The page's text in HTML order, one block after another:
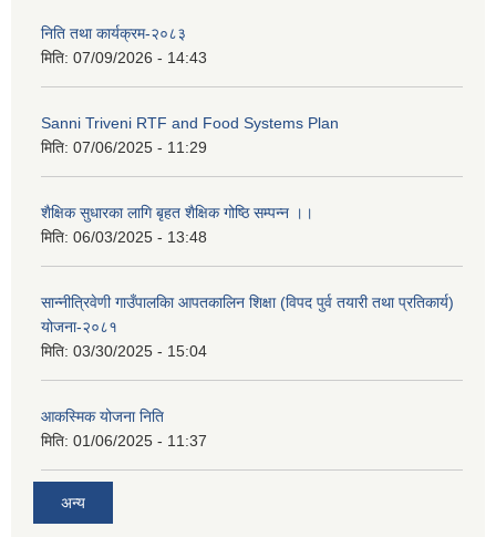
निति तथा कार्यक्रम-२०८३
मिति: 07/09/2026 - 14:43
Sanni Triveni RTF and Food Systems Plan
मिति: 07/06/2025 - 11:29
शैक्षिक सुधारका लागि बृहत शैक्षिक गोष्ठि सम्पन्न ।।
मिति: 06/03/2025 - 13:48
सान्नीत्रिवेणी गाउँपालकिा आपतकालिन शिक्षा (विपद पुर्व तयारी तथा प्रतिकार्य)
योजना-२०८१
मिति: 03/30/2025 - 15:04
आकस्मिक योजना निति
मिति: 01/06/2025 - 11:37
अन्य